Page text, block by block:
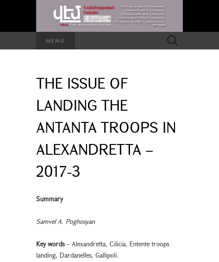
MENU
Search
for:
THE ISSUE OF
LANDING THE
ANTANTA TROOPS IN
ALEXANDRETTA –
2017-3
Summary
Samvel A. Poghosyan
Key words– Alexandretta, Cilicia, Entente troops
landing, Dardanelles, Gallipoli.